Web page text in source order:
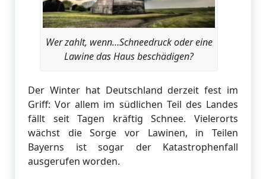
Wer zahlt, wenn…Schneedruck oder eine
Lawine das Haus beschädigen?
Der Winter hat Deutschland derzeit fest im
Griff: Vor allem im südlichen Teil des Landes
fällt seit Tagen kräftig Schnee. Vielerorts
wächst die Sorge vor Lawinen, in Teilen
Bayerns ist sogar der Katastrophenfall
ausgerufen worden.